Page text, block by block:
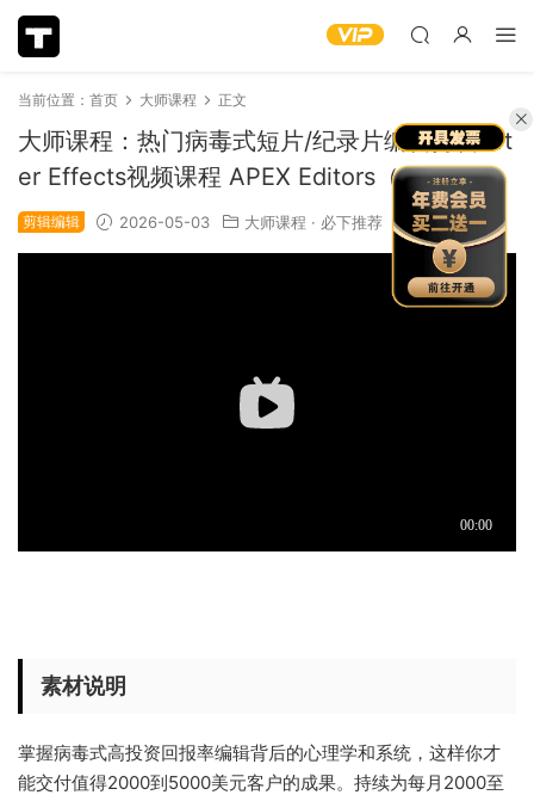
当前位置： 首页 大师课程 正文
大师课程：热门病毒式短片/纪录片编辑剪辑Aft
er Effects视频课程 APEX Editors（15460）
剪辑编辑 2026-05-03 大师课程 · 必下推荐 1.29k
素材说明
掌握病毒式高投资回报率编辑背后的心理学和系统，这样你才
能交付值得2000到5000美元客户的成果。持续为每月2000至